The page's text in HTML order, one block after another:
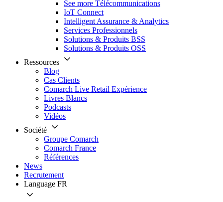
See more Télécommunications
IoT Connect
Intelligent Assurance & Analytics
Services Professionnels
Solutions & Produits BSS
Solutions & Produits OSS
Ressources
Blog
Cas Clients
Comarch Live Retail Expérience
Livres Blancs
Podcasts
Vidéos
Société
Groupe Comarch
Comarch France
Références
News
Recrutement
Language FR